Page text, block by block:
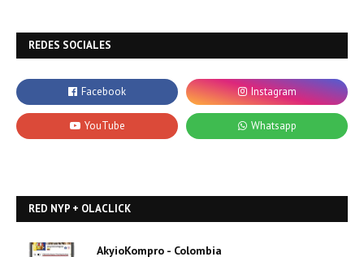
REDES SOCIALES
RED NYP + OLACLICK
AkyioKompro - Colombia